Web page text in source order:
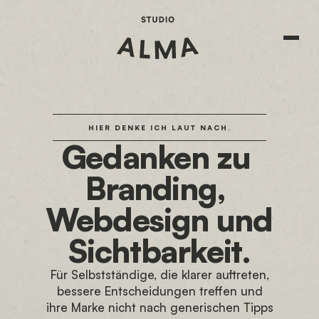
HIER DENKE ICH LAUT NACH.
Gedanken zu
Branding,
Webdesign und
Sichtbarkeit.
Für Selbstständige, die klarer auftreten,
bessere Entscheidungen treffen und
ihre Marke nicht nach generischen Tipps